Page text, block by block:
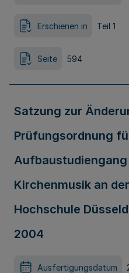
Erschienen in Teil 1
Seite 594
Satzung zur
Prüfungsordnung
Kirchenmusik an
Hochschule
2004
Ausfertigungsdatum